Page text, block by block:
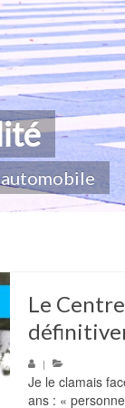
du
les
Le
|
Je le clamais
ans : «